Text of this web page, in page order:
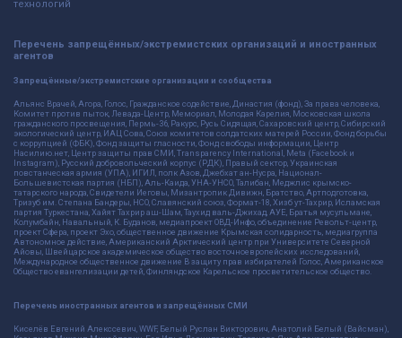
технологий
Перечень запрещённых/экстремистских организаций и иностранных
агентов
Запрещённые/экстремистские организации и сообщества
Альянс Врачей, Агора, Голос, Гражданское содействие, Династия (фонд), За права человека,
Комитет против пыток, Левада-Центр, Мемориал, Молодая Карелия, Московская школа
гражданского просвещения, Пермь-36, Ракурс, Русь Сидящая, Сахаровский центр, Сибирский
экологический центр, ИАЦ Сова, Союз комитетов солдатских матерей России, Фонд борьбы
с коррупцией (ФБК), Фонд защиты гласности, Фонд свободы информации, Центр
Насилию.нет, Центр защиты прав СМИ, Transparency International, Meta (Facebook и
Instagram), Русский добровольческий корпус (РДК), Правый сектор, Украинская
повстанческая армия (УПА), ИГИЛ, полк Азов, Джебхат ан-Нусра, Национал-
Большевистская партия (НБП), Аль-Каида, УНА-УНСО, Талибан, Меджлис крымско-
татарского народа, Свидетели Иеговы, Мизантропик Дивижн, Братство, Артподготовка,
Тризуб им. Степана Бандеры, НСО, Славянский союз, Формат-18, Хизб ут-Тахрир, Исламская
партия Туркестана, Хайят Тахрир аш-Шам, Таухид валь-Джихад, АУЕ, Братья мусульмане,
Колумбайн, Навальный, К. Буданов, медиапроект ОВД-Инфо, объединение Револьт-центр,
проект Сфера, проект Эхо, общественное движение Крымская солидарность, медиагруппа
Автономное действие, Американский Арктический центр при Университете Северной
Айовы, Швейцарское академическое общество восточноевропейских исследований,
Международное общественное движение В защиту прав избирателей Голос, Американское
Общество евангелизации детей, Финляндское Карельское просветительское общество.
Перечень иностранных агентов и запрещённых СМИ
Киселёв Евгений Алекссевич, WWF, Белый Руслан Викторович, Анатолий Белый (Вайсман),